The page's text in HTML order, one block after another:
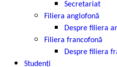
Secretariat
Filiera anglofonă
Despre filiera
Filiera francofonă
Despre filiera
Studenți